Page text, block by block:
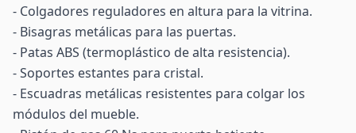
- Colgadores reguladores en altura para la vitrina.
- Bisagras metálicas para las puertas.
- Patas ABS (termoplástico de alta resistencia).
- Soportes estantes para cristal.
- Escuadras metálicas resistentes para colgar los
módulos del mueble.